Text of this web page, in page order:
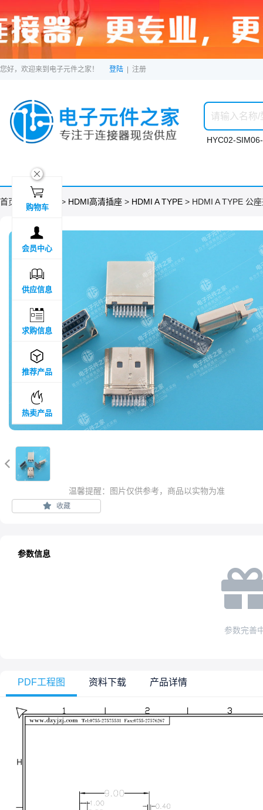
您好，欢迎来到电子元件之家！ 登陆 注册
HYC02-
首页 > 分类目录 > HDMI高清插座 > HDMI A TYPE > HDMI A TYPE 公

温馨提醒：图片仅供参考，商品以实物为准
收藏
参数信息
参数完善
PDF工程图 资料下载 产品详情
ဆ

购物车

会员中心

供应信息

求购信息

推荐产品

热卖产品